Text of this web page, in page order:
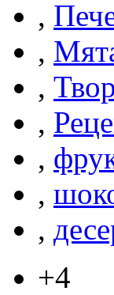
,
,
,
,
,
,
,
+4